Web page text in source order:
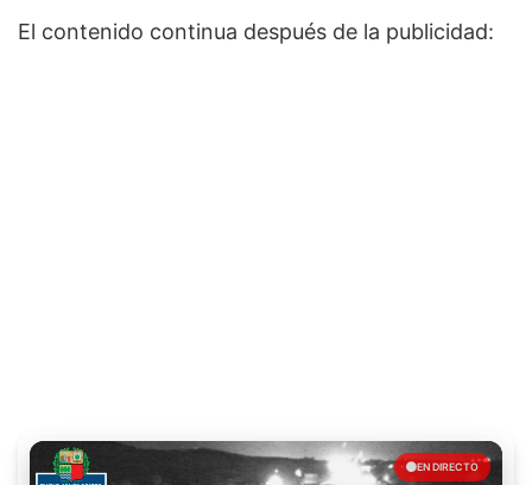
El contenido continua después de la publicidad:
EN DIRECTO